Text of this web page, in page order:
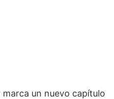
marca un nuevo capítulo